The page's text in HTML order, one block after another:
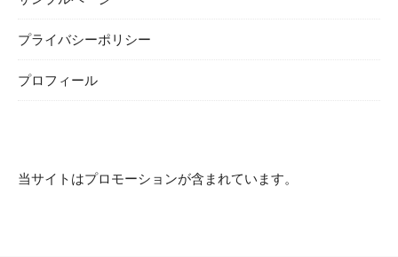
プライバシーポリシー
プロフィール
当サイトはプロモーションが含まれています。